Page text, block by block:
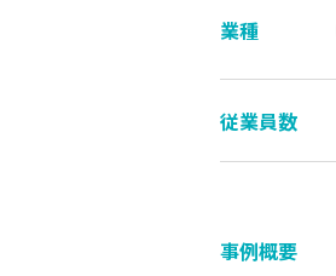
業種
従業員数
事例概要